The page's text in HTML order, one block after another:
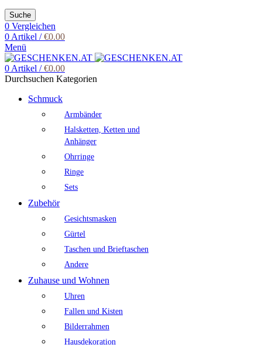
Suche
0 Vergleichen
0Artikel / €0.00
Menü
0Artikel / €0.00
Durchsuchen Kategorien
Schmuck
Armbänder
Halsketten, Ketten und
Anhänger
Ohrringe
Ringe
Sets
Zubehör
Gesichtsmasken
Gürtel
Taschen und Brieftaschen
Andere
Zuhause und Wohnen
Uhren
Fallen und Kisten
Bilderrahmen
Hausdekoration